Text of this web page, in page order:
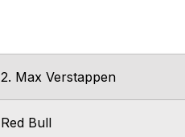
2. Max Verstappen
Red Bull